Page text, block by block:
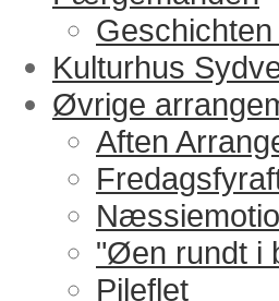
Kulturhus
Øvrige
Aften
"Øen rundt i
Pileflet